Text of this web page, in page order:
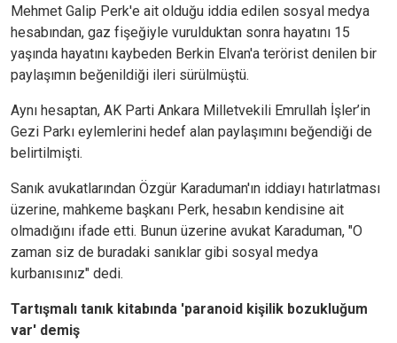
Mehmet Galip Perk'e ait olduğu iddia edilen sosyal medya
hesabından, gaz fişeğiyle vurulduktan sonra hayatını 15
yaşında hayatını kaybeden Berkin Elvan'a terörist denilen bir
paylaşımın beğenildiği ileri sürülmüştü.
Aynı hesaptan, AK Parti Ankara Milletvekili Emrullah İşler’in
Gezi Parkı eylemlerini hedef alan paylaşımını beğendiği de
belirtilmişti.
Sanık avukatlarından Özgür Karaduman'ın iddiayı hatırlatması
üzerine, mahkeme başkanı Perk, hesabın kendisine ait
olmadığını ifade etti. Bunun üzerine avukat Karaduman, "O
zaman siz de buradaki sanıklar gibi sosyal medya
kurbanısınız" dedi.
Tartışmalı tanık kitabında 'paranoid kişilik bozukluğum
var' demiş